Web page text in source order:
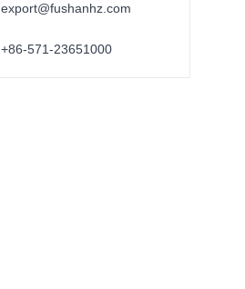
export@fushanhz.com
+86-571-23651000